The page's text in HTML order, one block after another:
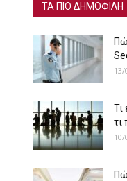
ΤΑ ΠΙΟ ΔΗΜΟΦΙΛΗ
13/
Τι
τι
10/